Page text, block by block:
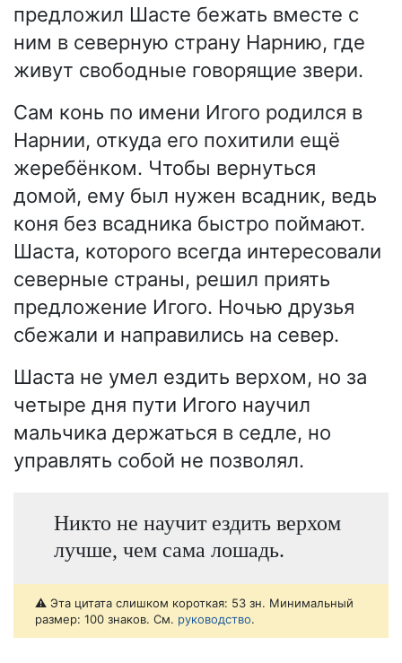
предложил Шасте бежать вместе с
ним в северную страну Нарнию, где
живут свободные говорящие звери.
Сам конь по имени Игого родился в
Нарнии, откуда его похитили ещё
жеребёнком. Чтобы вернуться
домой, ему был нужен всадник, ведь
коня без всадника быстро поймают.
Шаста, которого всегда интересовали
северные страны, решил приять
предложение Игого. Ночью друзья
сбежали и направились на север.
Шаста не умел ездить верхом, но за
четыре дня пути Игого научил
мальчика держаться в седле, но
управлять собой не позволял.
Никто не научит ездить верхом
лучше, чем сама лошадь.
⚠️ Эта цитата слишком короткая: 53 зн. Минимальный
размер: 100 знаков. См. руководство.